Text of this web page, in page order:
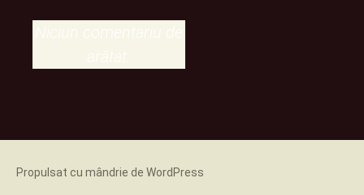
Niciun comentariu de
arătat.
Propulsat cu mândrie de WordPress